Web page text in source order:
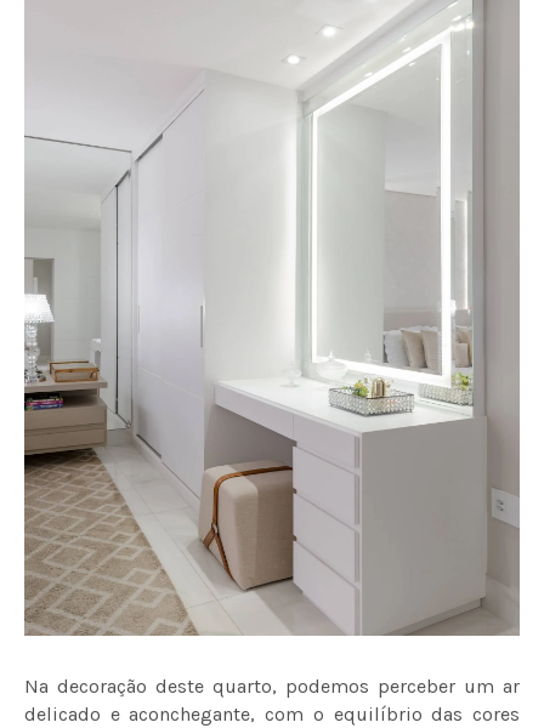
Na decoração deste quarto, podemos perceber um ar
delicado e aconchegante, com o equilíbrio das cores